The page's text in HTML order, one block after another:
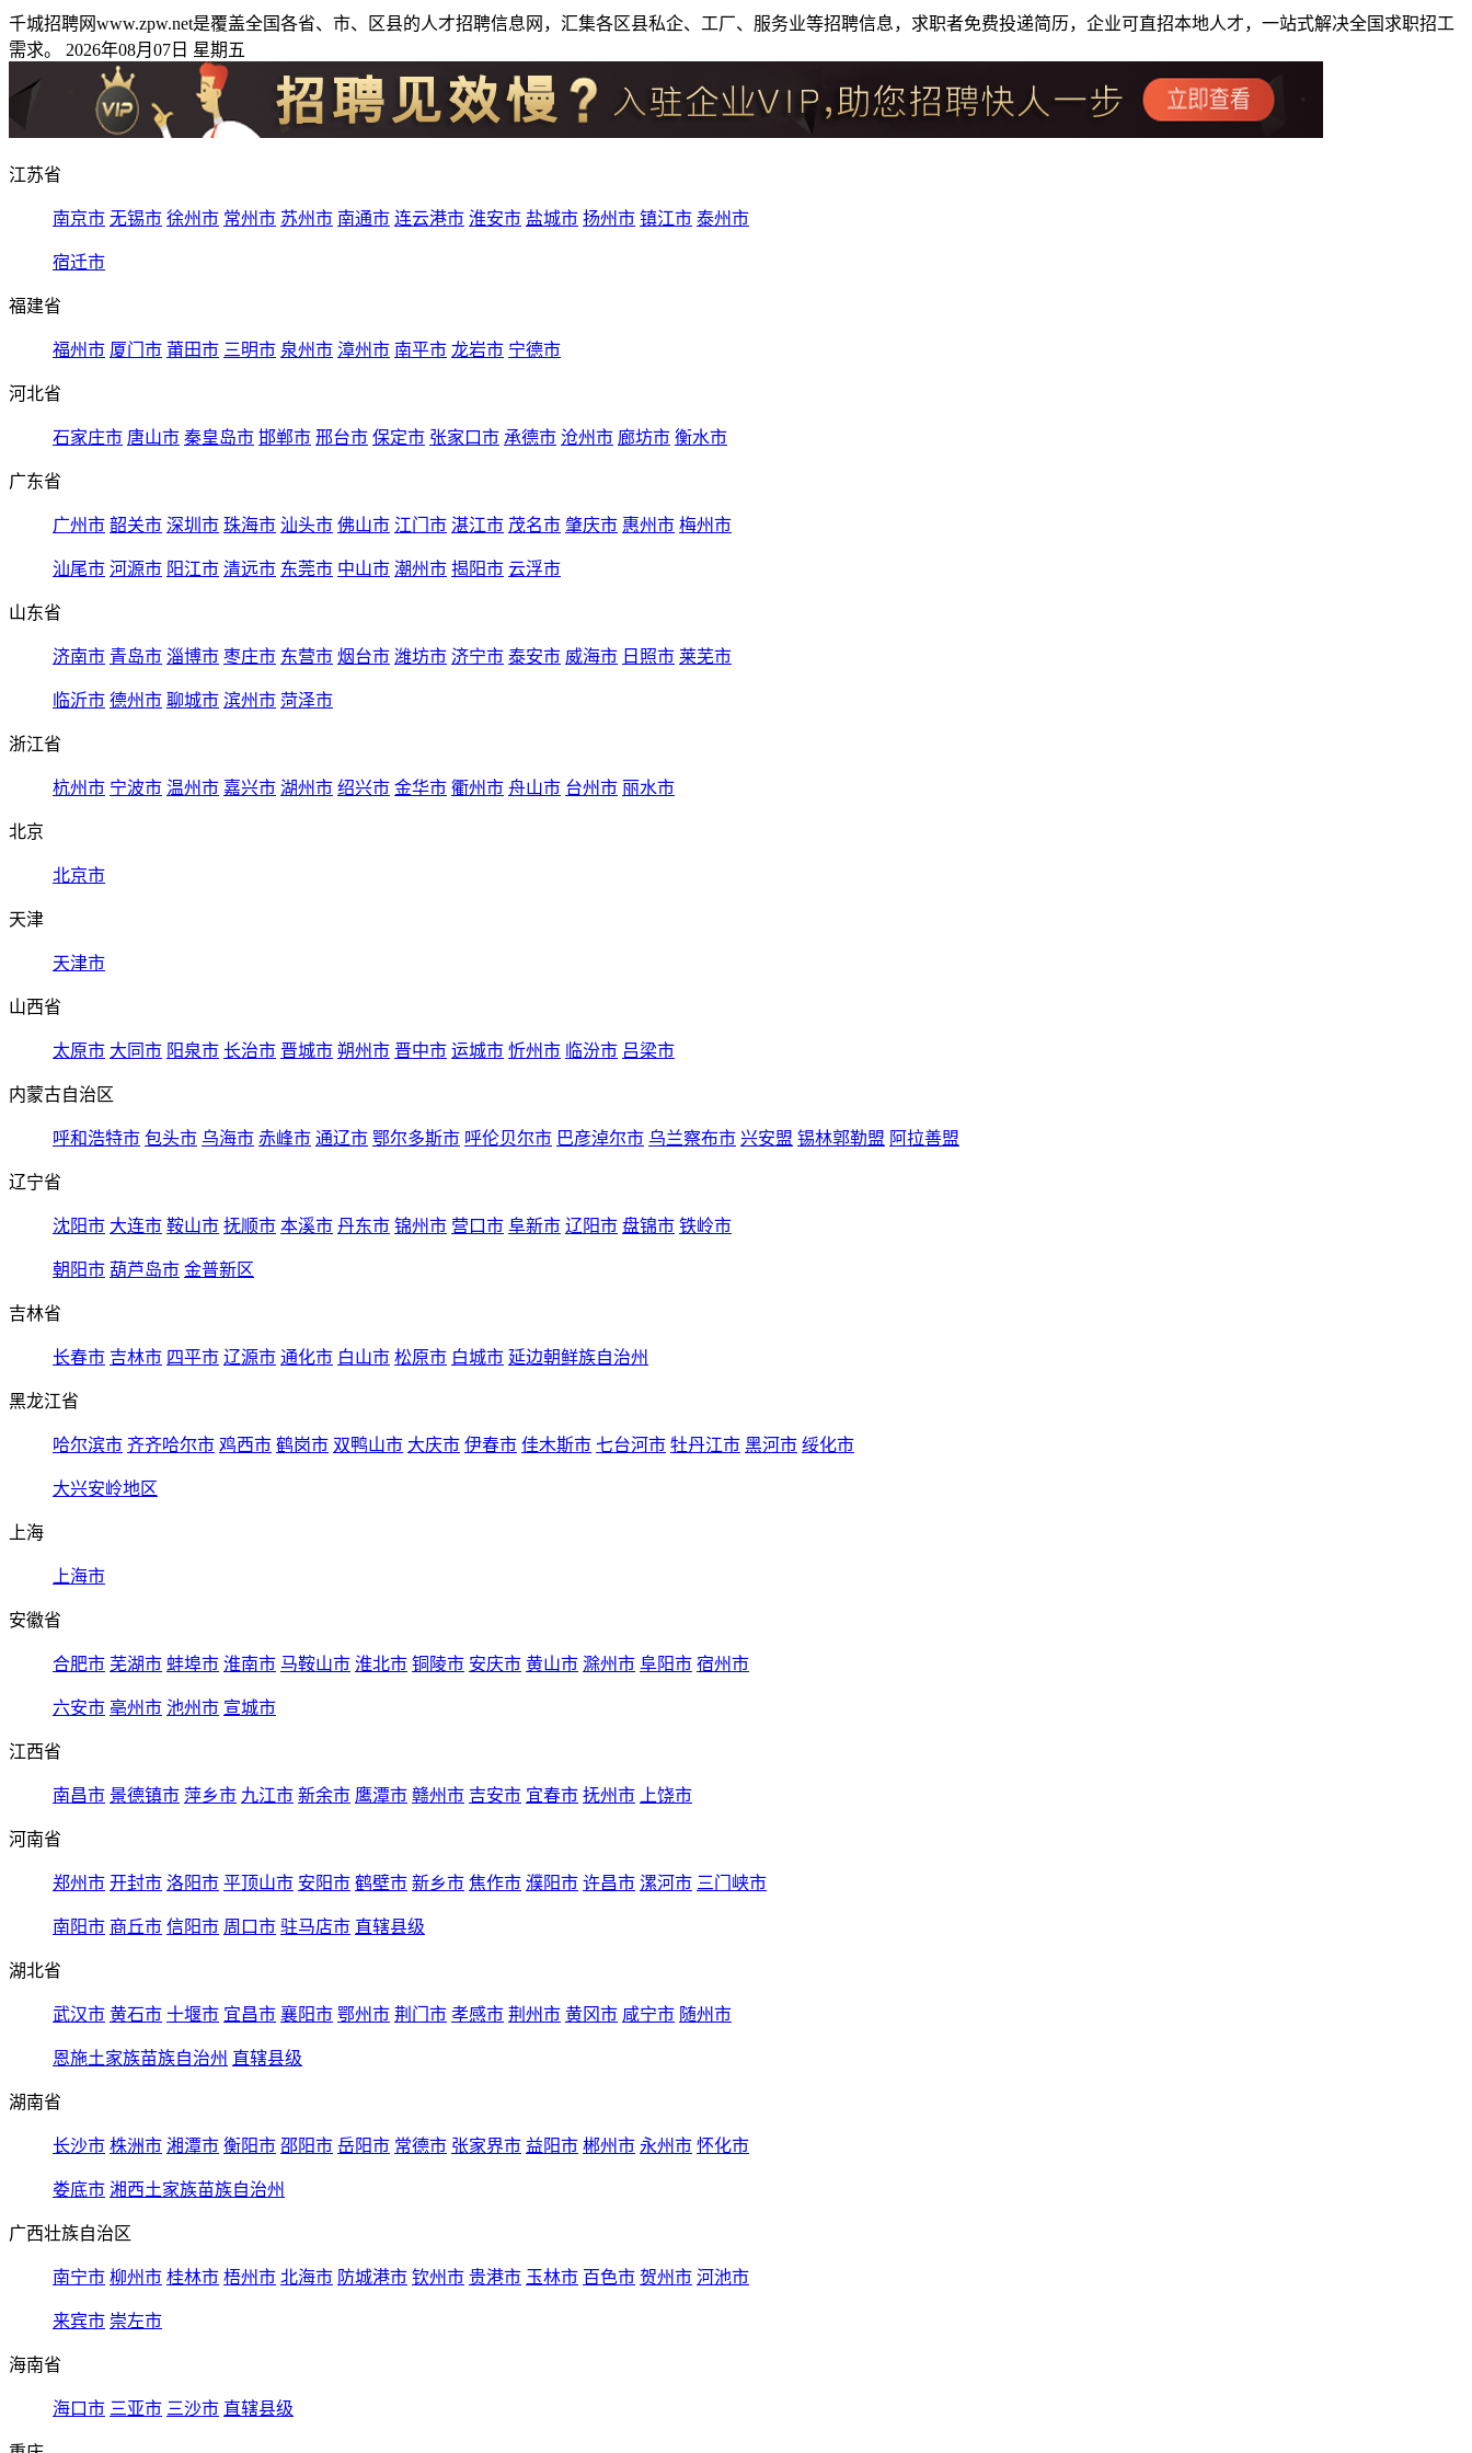
千城招聘网www.zpw.net是覆盖全国各省、市、区县的人才招聘信息网，汇集各区县私企、工厂、服务业等招聘信息，求职者免费投递简历，企业可直招本地人才，一站式解决全国求职招工
需求。 2026年08月07日 星期五
江苏省
南京市 无锡市 徐州市 常州市 苏州市 南通市 连云港市 淮安市 盐城市 扬州市 镇江市 泰州市
宿迁市
福建省
福州市 厦门市 莆田市 三明市 泉州市 漳州市 南平市 龙岩市 宁德市
河北省
石家庄市 唐山市 秦皇岛市 邯郸市 邢台市 保定市 张家口市 承德市 沧州市 廊坊市 衡水市
广东省
广州市 韶关市 深圳市 珠海市 汕头市 佛山市 江门市 湛江市 茂名市 肇庆市 惠州市 梅州市
汕尾市 河源市 阳江市 清远市 东莞市 中山市 潮州市 揭阳市 云浮市
山东省
济南市 青岛市 淄博市 枣庄市 东营市 烟台市 潍坊市 济宁市 泰安市 威海市 日照市 莱芜市
临沂市 德州市 聊城市 滨州市 菏泽市
浙江省
杭州市 宁波市 温州市 嘉兴市 湖州市 绍兴市 金华市 衢州市 舟山市 台州市 丽水市
北京
北京市
天津
天津市
山西省
太原市 大同市 阳泉市 长治市 晋城市 朔州市 晋中市 运城市 忻州市 临汾市 吕梁市
内蒙古自治区
呼和浩特市 包头市 乌海市 赤峰市 通辽市 鄂尔多斯市 呼伦贝尔市 巴彦淖尔市 乌兰察布市 兴安盟 锡林郭勒盟 阿拉善盟
辽宁省
沈阳市 大连市 鞍山市 抚顺市 本溪市 丹东市 锦州市 营口市 阜新市 辽阳市 盘锦市 铁岭市
朝阳市 葫芦岛市 金普新区
吉林省
长春市 吉林市 四平市 辽源市 通化市 白山市 松原市 白城市 延边朝鲜族自治州
黑龙江省
哈尔滨市 齐齐哈尔市 鸡西市 鹤岗市 双鸭山市 大庆市 伊春市 佳木斯市 七台河市 牡丹江市 黑河市 绥化市
大兴安岭地区
上海
上海市
安徽省
合肥市 芜湖市 蚌埠市 淮南市 马鞍山市 淮北市 铜陵市 安庆市 黄山市 滁州市 阜阳市 宿州市
六安市 亳州市 池州市 宣城市
江西省
南昌市 景德镇市 萍乡市 九江市 新余市 鹰潭市 赣州市 吉安市 宜春市 抚州市 上饶市
河南省
郑州市 开封市 洛阳市 平顶山市 安阳市 鹤壁市 新乡市 焦作市 濮阳市 许昌市 漯河市 三门峡市
南阳市 商丘市 信阳市 周口市 驻马店市 直辖县级
湖北省
武汉市 黄石市 十堰市 宜昌市 襄阳市 鄂州市 荆门市 孝感市 荆州市 黄冈市 咸宁市 随州市
恩施土家族苗族自治州 直辖县级
湖南省
长沙市 株洲市 湘潭市 衡阳市 邵阳市 岳阳市 常德市 张家界市 益阳市 郴州市 永州市 怀化市
娄底市 湘西土家族苗族自治州
广西壮族自治区
南宁市 柳州市 桂林市 梧州市 北海市 防城港市 钦州市 贵港市 玉林市 百色市 贺州市 河池市
来宾市 崇左市
海南省
海口市 三亚市 三沙市 直辖县级